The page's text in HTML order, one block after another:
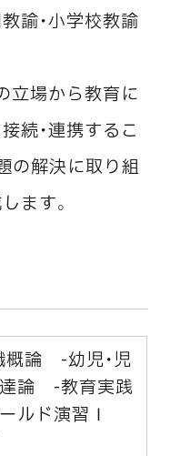
諭・小学校教諭
立場から教育に
続・連携するこ
の解決に取り組
ます。
概論 -幼児・児
論 -教育実践
ルド演習Ⅰ